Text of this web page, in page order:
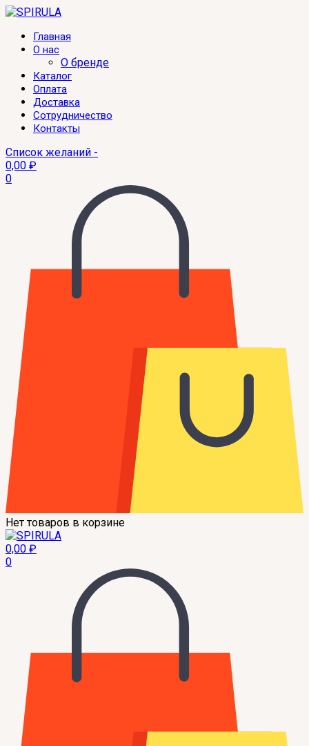
Главная
О нас
О бренде
Каталог
Оплата
Доставка
Сотрудничество
Контакты
Список желаний -
0,00 ₽
0
Нет товаров в корзине
0,00 ₽
0